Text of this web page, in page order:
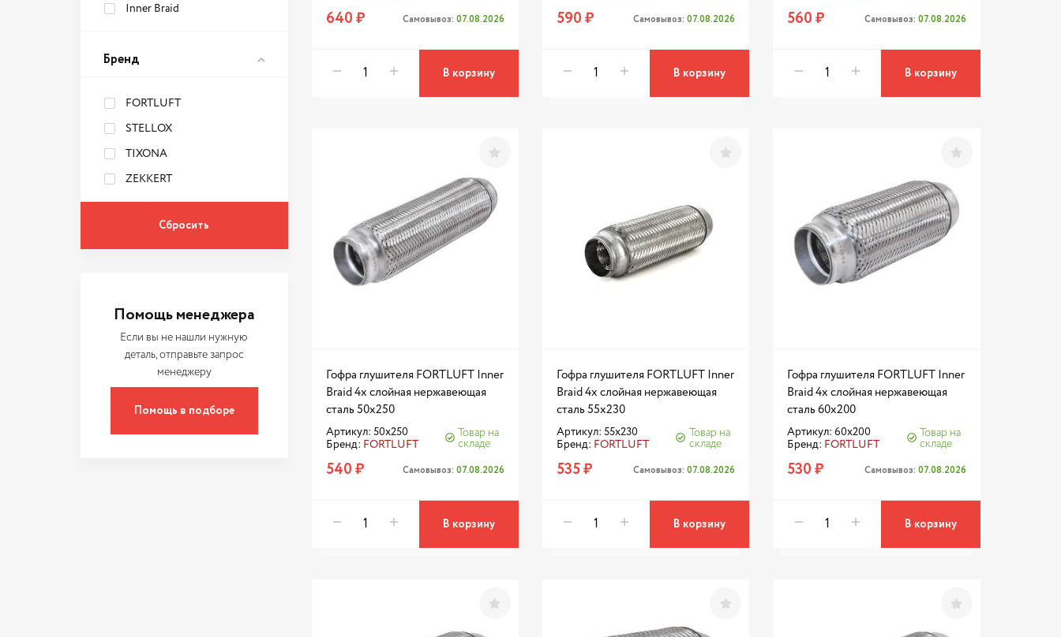
Inner Braid
Бренд
FORTLUFT
STELLOX
TIXONA
ZEKKERT
Помощь менеджера
Если вы не нашли нужную
деталь, отправьте запрос
менеджеру
Помощь в подборе
640 ₽ Самовывоз: 07.08.2026
В корзину
590 ₽ Самовывоз:07.08.2026
В корзину
560 ₽ Самовывоз: 07.08.2026
В корзину
Гофра глушителя FORTLUFT Inner
Braid 4х слойная нержавеющая
сталь 50x250
Артикул: 50x250
Бренд: FORTLUFT
Товар на
складе
540 ₽ Самовывоз: 07.08.2026
В корзину
Гофра глушителя FORTLUFT Inner
Braid 4х слойная нержавеющая
сталь 55x230
Артикул: 55x230
Бренд: FORTLUFT
Товар на
складе
535 ₽ Самовывоз:07.08.2026
В корзину
Гофра глушителя FORTLUFT Inner
Braid 4х слойная нержавеющая
сталь 60x200
Артикул: 60x200
Бренд: FORTLUFT
Товар на
складе
530 ₽ Самовывоз: 07.08.2026
В корзину